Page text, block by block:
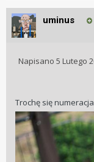
uminus
Napisano 5 Lutego
Trochę się